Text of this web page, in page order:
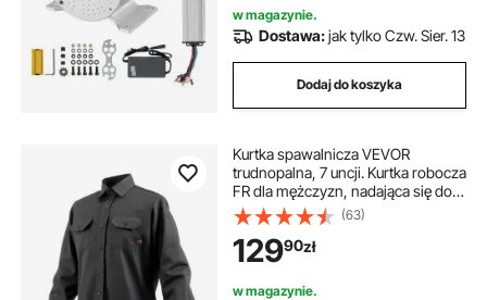
w magazynie.
Dostawa:jak tylko Czw. Sier. 13
Dodaj do koszyka
Kurtka spawalnicza VEVOR
trudnopalna, 7 uncji. Kurtka robocza
FR dla mężczyzn, nadająca się do
prania w pralce, bawełniana,
odporna na ciepło, spełnia normę
ATPV 9,2 cal/cm² w zakresie
ochrony przed łukiem elektrycznym
– rozmiar L
(63)
12990zł
w magazynie.